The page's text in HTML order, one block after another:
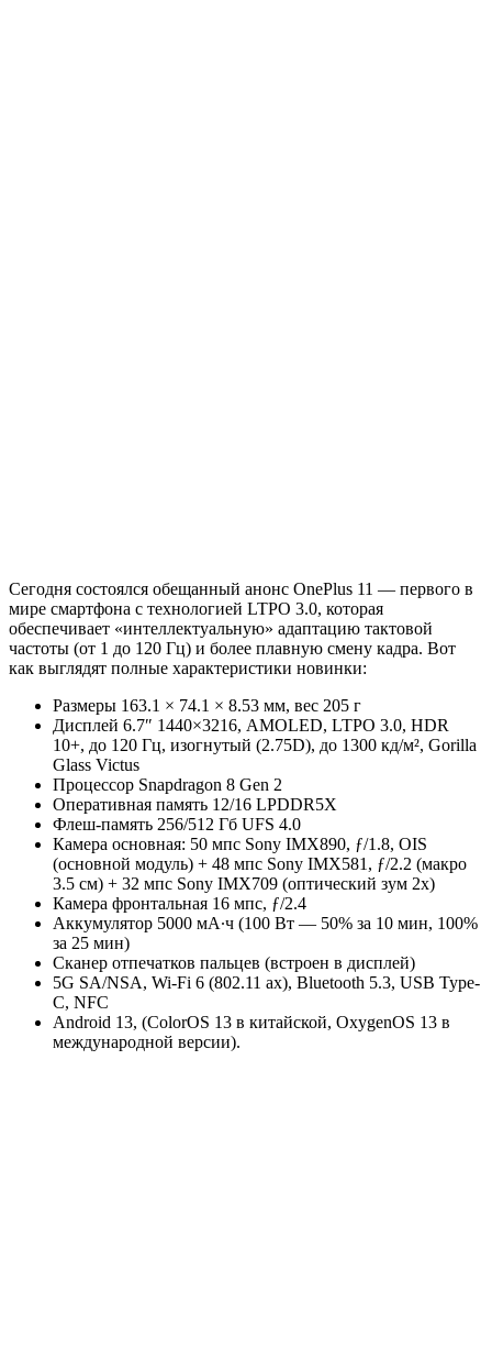
Сегодня состоялся обещанный анонс OnePlus 11 — первого в
мире смартфона с технологией LTPO 3.0, которая
обеспечивает «интеллектуальную» адаптацию тактовой
частоты (от 1 до 120 Гц) и более плавную смену кадра. Вот
как выглядят полные характеристики новинки:
Размеры 163.1 × 74.1 × 8.53 мм, вес 205 г
Дисплей 6.7″ 1440×3216, AMOLED, LTPO 3.0, HDR
10+, до 120 Гц, изогнутый (2.75D), до 1300 кд/м², Gorilla
Glass Victus
Процессор Snapdragon 8 Gen 2
Оперативная память 12/16 LPDDR5X
Флеш-память 256/512 Гб UFS 4.0
Камера основная: 50 мпс Sony IMX890, ƒ/1.8, OIS
(основной модуль) + 48 мпс Sony IMX581, ƒ/2.2 (макро
3.5 см) + 32 мпс Sony IMX709 (оптический зум 2x)
Камера фронтальная 16 мпс, ƒ/2.4
Аккумулятор 5000 мА∙ч (100 Вт — 50% за 10 мин, 100%
за 25 мин)
Сканер отпечатков пальцев (встроен в дисплей)
5G SA/NSA, Wi-Fi 6 (802.11 ax), Bluetooth 5.3, USB Type-
C, NFC
Android 13, (ColorOS 13 в китайской, OxygenOS 13 в
международной версии).